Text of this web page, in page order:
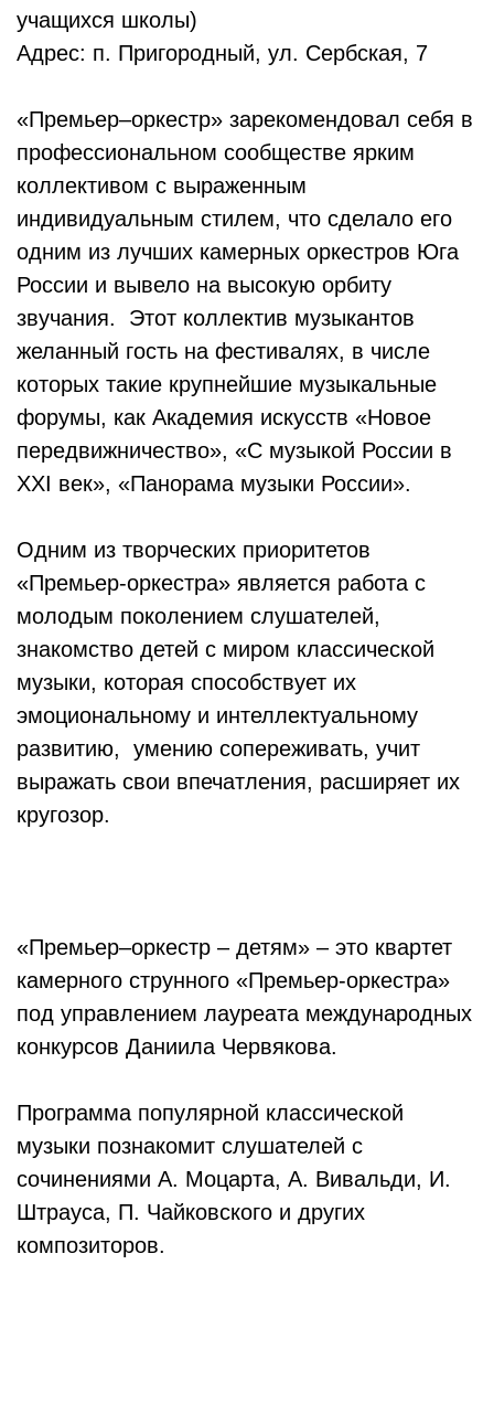
учащихся школы)
Адрес: п. Пригородный, ул. Сербская, 7
«Премьер–оркестр» зарекомендовал себя в
профессиональном сообществе ярким
коллективом с выраженным
индивидуальным стилем, что сделало его
одним из лучших камерных оркестров Юга
России и вывело на высокую орбиту
звучания. Этот коллектив музыкантов
желанный гость на фестивалях, в числе
которых такие крупнейшие музыкальные
форумы, как Академия искусств «Новое
передвижничество», «С музыкой России в
ХХI век», «Панорама музыки России».
Одним из творческих приоритетов
«Премьер-оркестра» является работа с
молодым поколением слушателей,
знакомство детей с миром классической
музыки, которая способствует их
эмоциональному и интеллектуальному
развитию, умению сопереживать, учит
выражать свои впечатления, расширяет их
кругозор.
«Премьер–оркестр – детям» – это квартет
камерного струнного «Премьер-оркестра»
под управлением лауреата международных
конкурсов Даниила Червякова.
Программа популярной классической
музыки познакомит слушателей с
сочинениями А. Моцарта, А. Вивальди, И.
Штрауса, П. Чайковского и других
композиторов.